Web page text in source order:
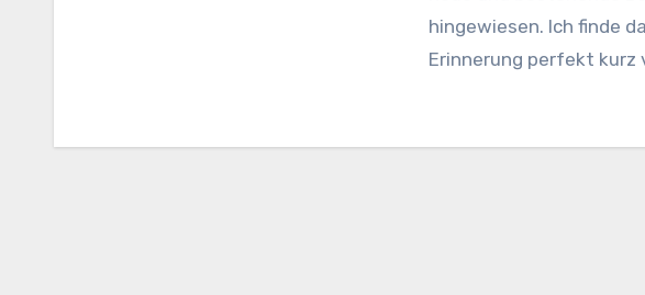
hingewiesen. Ich finde
Erinnerung perfekt kurz